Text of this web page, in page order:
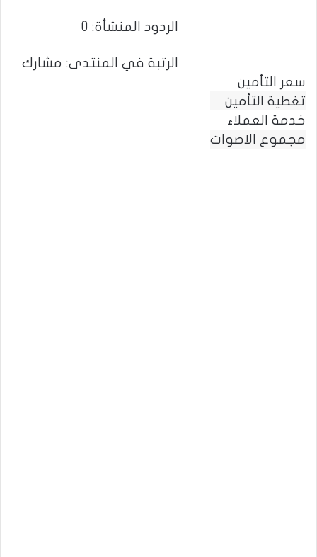
الردود المنشأة: 0
الرتبة في المنتدى: مشارك
سعر التأمين
تغطية التأمين
خدمة العملاء
مجموع الاصوات